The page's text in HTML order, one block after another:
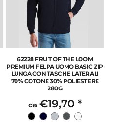
62228 FRUIT OF THE LOOM
PREMIUM FELPA UOMO BASIC ZIP
LUNGA CON TASCHE LATERALI
70% COTONE 30% POLIESTERE
280G
da €19,70 *